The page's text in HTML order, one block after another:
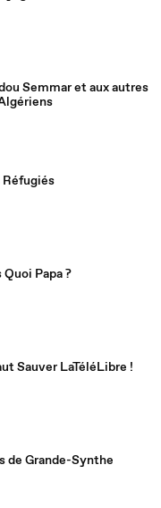
Semmar et aux autres
Réfugiés
Quoi Papa ?
Sauver LaTéléLibre !
de Grande-Synthe